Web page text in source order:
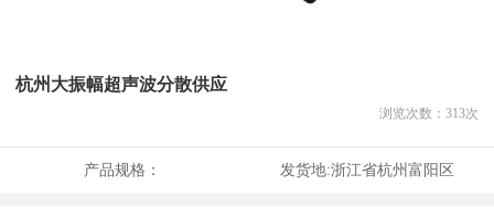
杭州大振幅超声波分散供应
浏览次数： 313次
产品规格： 发货地:浙江省杭州富阳区